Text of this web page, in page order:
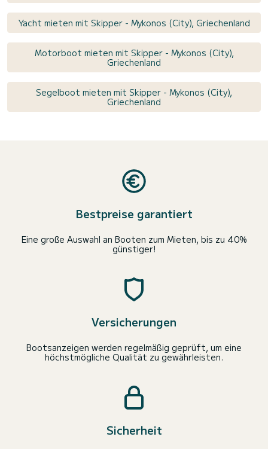
Yacht mieten mit Skipper - Mykonos (City), Griechenland
Motorboot mieten mit Skipper - Mykonos (City),
Griechenland
Segelboot mieten mit Skipper - Mykonos (City),
Griechenland
Bestpreise garantiert
Eine große Auswahl an Booten zum Mieten, bis zu 40%
günstiger!
Versicherungen
Bootsanzeigen werden regelmäßig geprüft, um eine
höchstmögliche Qualität zu gewährleisten.
Sicherheit